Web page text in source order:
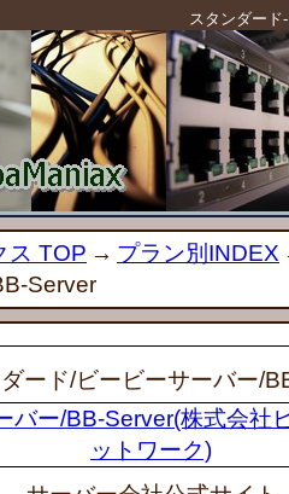
スタンダード
ス TOP → プラン別INDEX
Server
ード/ビービーサーバー/
バー/BB-Server(株式会社
ットワーク)